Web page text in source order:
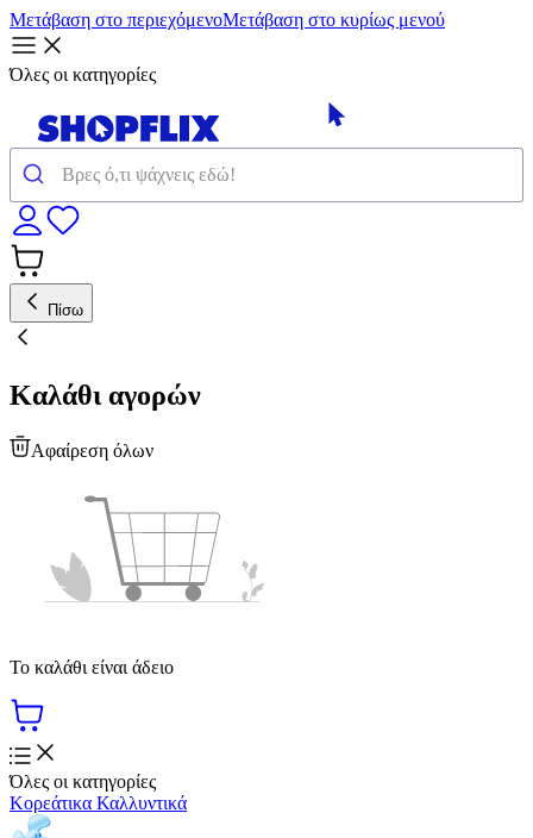
Μετάβαση στο περιεχόμενοΜετάβαση στο κυρίως μενού
Όλες οι κατηγορίες
Πίσω
Καλάθι αγορών
Αφαίρεση όλων
Το καλάθι είναι άδειο
Όλες οι κατηγορίες
Κορεάτικα Καλλυντικά